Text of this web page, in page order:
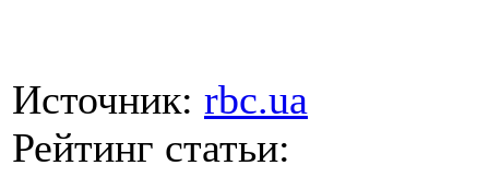
Источник: rbc.ua
Рейтинг статьи: